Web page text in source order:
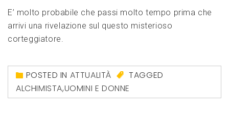
E’ molto probabile che passi molto tempo prima che
arrivi una rivelazione sul questo misterioso
corteggiatore.
POSTED IN ATTUALITÀ
TAGGED
ALCHIMISTA,UOMINI E DONNE